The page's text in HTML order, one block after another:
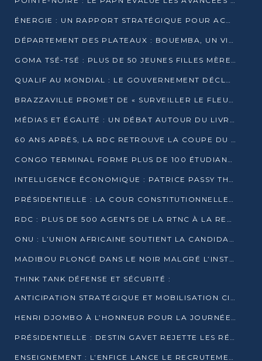
ÉNERGIE : UN RAPPORT STRATÉGIQUE POUR ACCÉLÉRER LA TRANSITION AU CONGO
DÉPARTEMENT DES PLATEAUX : BOUEMBA, UN VIVIER ÉCONOMIQUE PRÊT À EXPLOSER
GOMA TSÉ-TSÉ : PLUS DE 50 JEUNES FILLES MÈRES SENSIBILISÉES À LA SANTÉ SEXUELLE
QUALIF AU MONDIAL : LE GOUVERNEMENT DÉCLARE LA JOURNÉE DU 1ER AVRIL 2026 CHÔMÉE ET PAYÉE
BRAZZAVILLE PROMET DE « SURVEILLER LE FLEUVE » APRÈS LA QUALIFICATION DE LA RDC AU MONDIAL
MÉDIAS ET ÉGALITÉ : UN DÉBAT AUTOUR DU LIVRE « CES FEMMES QUI REPRENNENT LE POUVOIR SUR LEUR VIE »
60 ANS APRÈS, LA RDC RETROUVE LA COUPE DU MONDE
CONGO TERMINAL FORME PLUS DE 100 ÉTUDIANTS AUX TECHNIQUES D’EMBAUCHE
INTELLIGENCE ÉCONOMIQUE : PATRICE PASSY THÉORISE UNE STRATÉGIE ADAPTÉE AUX CONTEXTES FRAGMENTÉS
PRÉSIDENTIELLE : LA COUR CONSTITUTIONNELLE CONFIRME LA VICTOIRE DE SASSOU NGUESSO AVEC 94,90 % DES SUFFRAGES
RDC : PLUS DE 500 AGENTS DE LA RTNC À LA RETRAITE, UNE PAGE SE TOURNE
ONU : L’UNION AFRICAINE SOUTIENT LA CANDIDATURE DE MACKY SALL
MADIBOU PLONGÉ DANS LE NOIR MALGRÉ L’INSTALLATION D’UN NOUVEAU TRANSFORMATEUR
THINK TANK DÉFENSE ET SÉCURITÉ :
ANTICIPATION STRATÉGIQUE ET MOBILISATION CITOYENNE POUR NOTRE SOUVERAINETÉ NATIONALE
HENRI DJOMBO À L’HONNEUR POUR LA JOURNÉE MONDIALE DU THÉÂTRE
PRÉSIDENTIELLE : DESTIN GAVET REJETTE LES RÉSULTATS ET APPELLE À UN DIALOGUE NATIONAL
ENSEIGNEMENT : L’ENFICE LANCE LE RECRUTEMENT DE SA PREMIÈRE PROMOTION DE PROFESSEURS DES ÉCOLES